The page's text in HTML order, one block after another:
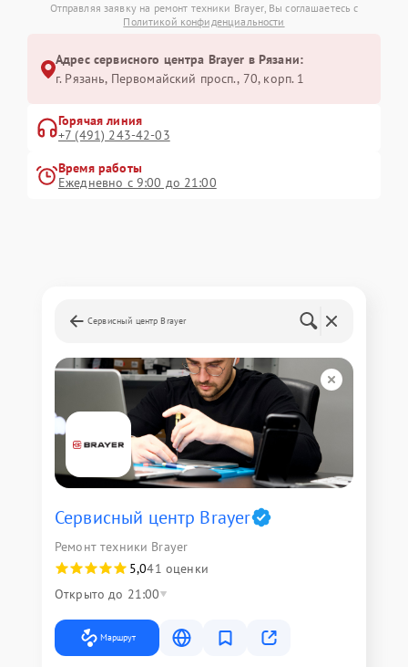
Отправляя заявку на ремонт техники Brayer, Вы соглашаетесь с
Политикой конфиденциальности
Адрес сервисного центра Brayer в Рязани:
г. Рязань, Первомайский просп., 70, корп. 1
Горячая линия
+7 (491) 243-42-03
Время работы
Ежедневно с 9:00 до 21:00
Сервисный центр Brayer
Сервисный центр Brayer
Ремонт техники Brayer
5,041 оценки
Открыто до 21:00
Маршрут